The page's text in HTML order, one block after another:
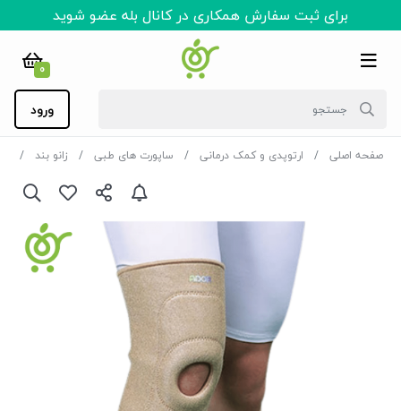
برای ثبت سفارش همکاری در کانال بله عضو شوید
0
ورود
صفحه اصلی ارتوپدی و کمک درمانی ساپورت های طبی زانو بند